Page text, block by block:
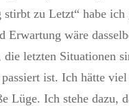
zu Letzt“ habe
wäre
letzten Situationen
ist. Ich hätte
Lüge. Ich stehe dazu,